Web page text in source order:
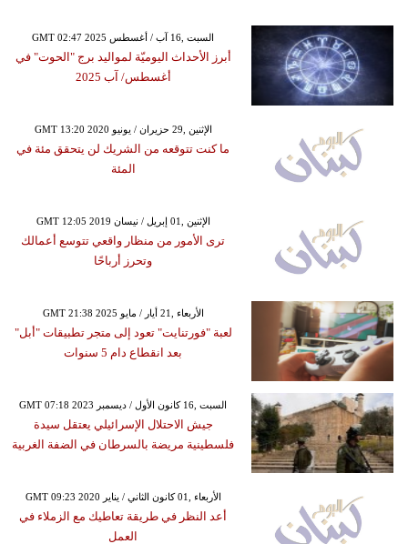
GMT 02:47 2025 السبت ,16 آب / أغسطس
أبرز الأحداث اليوميّة لمواليد برج "الحوت" في
أغسطس/ آب 2025
GMT 13:20 2020 الإثنين ,29 حزيران / يونيو
ما كنت تتوقعه من الشريك لن يتحقق مئة في
المئة
GMT 12:05 2019 الإثنين ,01 إبريل / نيسان
ترى الأمور من منظار واقعي تتوسع أعمالك
وتحرز أرباحًا
GMT 21:38 2025 الأربعاء ,21 أيار / مايو
لعبة "فورتنايت" تعود إلى متجر تطبيقات "أبل"
بعد انقطاع دام 5 سنوات
GMT 07:18 2023 السبت ,16 كانون الأول / ديسمبر
جيش الاحتلال الإسرائيلي يعتقل سيدة
فلسطينية مريضة بالسرطان في الضفة الغربية
GMT 09:23 2020 الأربعاء ,01 كانون الثاني / يناير
أعد النظر في طريقة تعاطيك مع الزملاء في
العمل